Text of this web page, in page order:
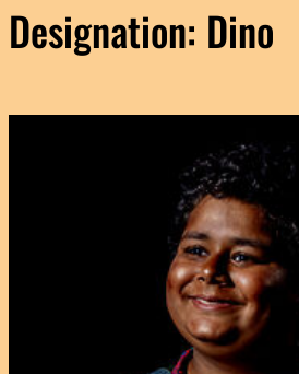
Designation: Dino